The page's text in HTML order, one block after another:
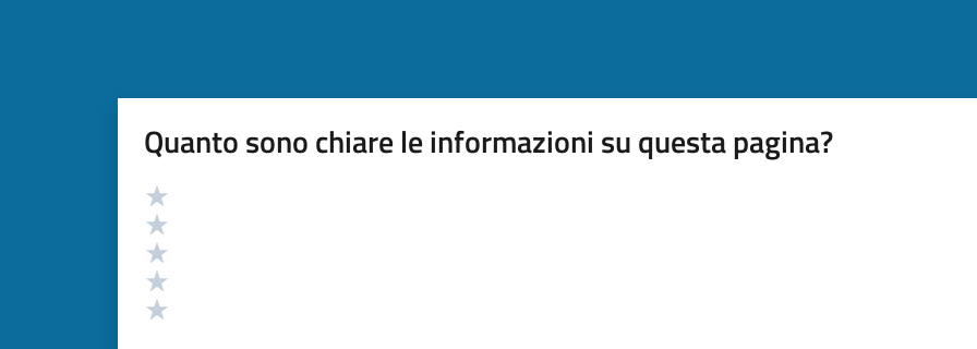
Quanto sono chiare le informazioni su questa pagina?
Valutazione